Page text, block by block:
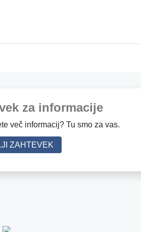
za informacije
več informacij? Tu smo za vas.
ZAHTEVEK